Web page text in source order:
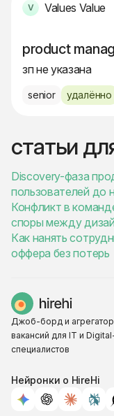
Values Value
product
зп не указана
senior удалённо
статьи
Discovery-фаза
пользователей до
Конфликт в
споры между
Как нанять
оффера без потерь
Джоб-борд и агрегатор
вакансий для IT и
специалистов
Нейронки о HireHi